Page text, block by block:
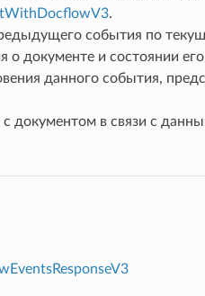
.
события по
документе и состоянии
данного события,
документом в связи с